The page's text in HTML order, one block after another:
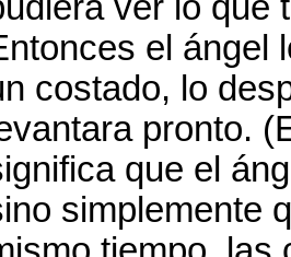
ver lo que
el ángel
costado, lo
pronto.
que el
simplemente